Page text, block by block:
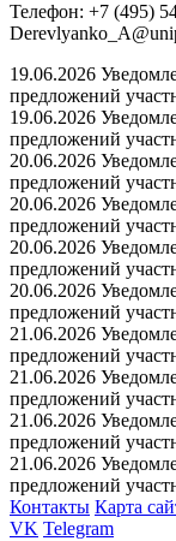
Телефон: +7 (495)
19.06.2026
предложений
19.06.2026
предложений
20.06.2026
предложений
20.06.2026
предложений
20.06.2026
предложений
20.06.2026
предложений
21.06.2026
предложений
21.06.2026
предложений
21.06.2026
предложений
21.06.2026
предложений
Контакты Карта
VK Telegram